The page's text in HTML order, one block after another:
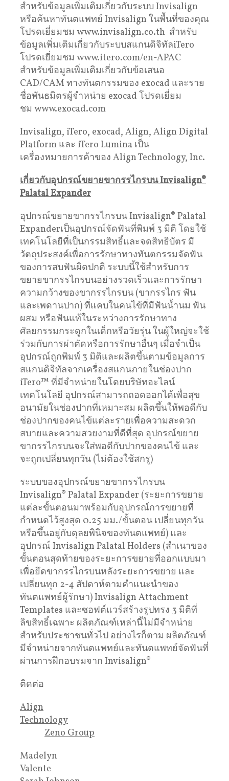
สำหรับข้อมูลเพิ่มเติมเกี่ยวกับระบบ Invisalign
หรือค้นหาทันตแพทย์ Invisalign ในพื้นที่ของคุณ
โปรดเยี่ยมชม www.invisalign.co.th สำหรับ
ข้อมูลเพิ่มเติมเกี่ยวกับระบบสแกนดิจิทัลiTero
โปรดเยี่ยมชม www.itero.com/en-APAC
สำหรับข้อมูลเพิ่มเติมเกี่ยวกับข้อเสนอ
CAD/CAM ทางทันตกรรมของ exocad และราย
ชื่อพันธมิตรผู้จำหน่าย exocad โปรดเยี่ยม
ชม www.exocad.com
Invisalign, iTero, exocad, Align, Align Digital
Platform และ iTero Lumina เป็น
เครื่องหมายการค้าของ Align Technology, Inc.
เกี่ยวกับอุปกรณ์ขยายขากรรไกรบนInvisalign®
Palatal Expander
อุปกรณ์ขยายขากรรไกรบน Invisalign® Palatal
Expanderเป็นอุปกรณ์จัดฟันที่พิมพ์ 3 มิติ โดยใช้
เทคโนโลยีที่เป็นกรรมสิทธิ์และจดสิทธิบัตร มี
วัตถุประสงค์เพื่อการรักษาทางทันตกรรมจัดฟัน
ของการสบฟันผิดปกติ ระบบนี้ใช้สำหรับการ
ขยายขากรรไกรบนอย่างรวดเร็วและการรักษา
ความกว้างของขากรรไกรบน (ขากรรไกร ฟัน
และเพดานปาก) ที่แคบในคนไข้ที่มีฟันน้ำนม ฟัน
ผสม หรือฟันแท้ในระหว่างการรักษาทาง
ศัลยกรรมกระดูกในเด็กหรือวัยรุ่น ในผู้ใหญ่จะใช้
ร่วมกับการผ่าตัดหรือการรักษาอื่นๆ เมื่อจำเป็น
อุปกรณ์ถูกพิมพ์ 3 มิติและผลิตขึ้นตามข้อมูลการ
สแกนดิจิทัลจากเครื่องสแกนภายในช่องปาก
iTero™ ที่มีจำหน่ายในโดยบริษัทอะไลน์
เทคโนโลยี อุปกรณ์สามารถถอดออกได้เพื่อสุข
อนามัยในช่องปากที่เหมาะสม ผลิตขึ้นให้พอดีกับ
ช่องปากของคนไข้แต่ละรายเพื่อความสะดวก
สบายและความสวยงามที่ดีที่สุด อุปกรณ์ขยาย
ขากรรไกรบนจะใส่พอดีกับปากของคนไข้ และ
จะถูกเปลี่ยนทุกวัน (ไม่ต้องใช้สกรู)
ระบบของอุปกรณ์ขยายขากรรไกรบน
Invisalign® Palatal Expander (ระยะการขยาย
แต่ละขั้นตอนมาพร้อมกับอุปกรณ์การขยายที่
กำหนดไว้สูงสุด 0.25 มม./ขั้นตอน เปลี่ยนทุกวัน
หรือขึ้นอยู่กับดุลยพินิจของทันตแพทย์) และ
อุปกรณ์ Invisalign Palatal Holders (สำเนาของ
ขั้นตอนสุดท้ายของระยะการขยายที่ออกแบบมา
เพื่อยึดขากรรไกรบนหลังระยะการขยาย และ
เปลี่ยนทุก 2-4 สัปดาห์ตามคำแนะนำของ
ทันตแพทย์ผู้รักษา) Invisalign Attachment
Templates และซอฟต์แวร์สร้างรูปทรง 3 มิติที่
ลิขสิทธิ์เฉพาะ ผลิตภัณฑ์เหล่านี้ไม่มีจำหน่าย
สำหรับประชาชนทั่วไป อย่างไรก็ตาม ผลิตภัณฑ์
มีจำหน่ายจากทันตแพทย์และทันตแพทย์จัดฟันที่
ผ่านการฝึกอบรมจาก Invisalign®
ติดต่อ
Align
Technology
Zeno Group
Madelyn
Valente